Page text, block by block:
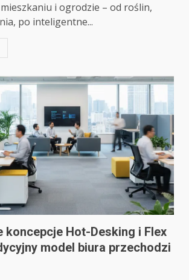
i ogrodzie – od roślin,
po inteligentne...
koncepcje Hot-Desking i Flex
model biura przechodzi